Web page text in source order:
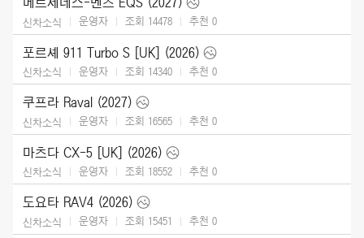
신차소식 운영자 조회 14478 추천 0
포르셰 911 Turbo S [UK] (2026)
신차소식 운영자 조회 14340 추천 0
쿠프라 Raval (2027)
신차소식 운영자 조회 16565 추천 0
마츠다 CX-5 [UK] (2026)
신차소식 운영자 조회 18552 추천 0
도요타 RAV4 (2026)
신차소식 운영자 조회 15451 추천 0